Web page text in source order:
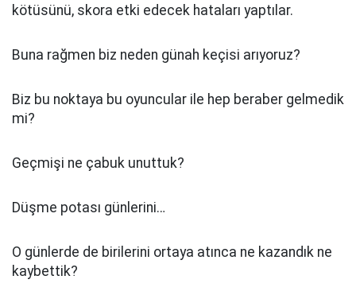
kötüsünü, skora etki edecek hataları yaptılar.
Buna rağmen biz neden günah keçisi arıyoruz?
Biz bu noktaya bu oyuncular ile hep beraber gelmedik
mi?
Geçmişi ne çabuk unuttuk?
Düşme potası günlerini…
O günlerde de birilerini ortaya atınca ne kazandık ne
kaybettik?